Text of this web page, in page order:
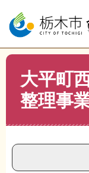
ー
の
先
ニ
ー
を
本
トップページ > 組
田南部土地区画整
大平町
整理事